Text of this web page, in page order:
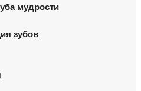
мудрости
зубов